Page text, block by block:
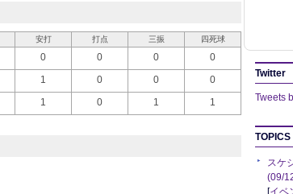
安打 打点 三振 四死球
0 0 0
0
1 0 0
0
1 0 1 1
Twitter
Tweets
TOPICS
スケ
(09/
[イベ